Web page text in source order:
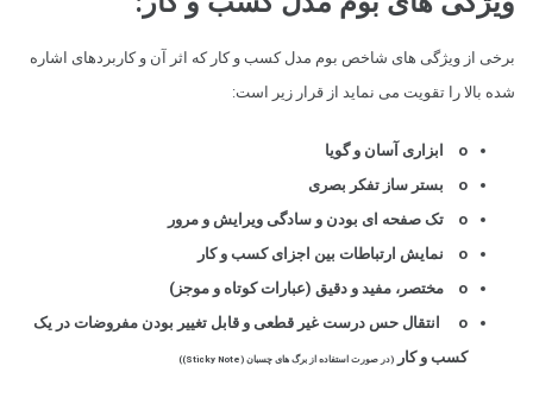
برخی از ویژگی های شاخص بوم مدل کسب و کار که اثر آن و کاربردهای اشاره
شده بالا را تقویت می نماید از قرار زیر است:
o ابزاری آسان و گویا
o بستر ساز تفکر بصری
o تک صفحه ای بودن و سادگی ویرایش و مرور
o نمایش ارتباطات بین اجزای کسب و کار
o مختصر، مفید و دقیق (عبارات کوتاه و موجز)
o انتقال حس درست غیر قطعی و قابل تغییر بودن مفروضات در یک
کسب و کار
(در صورت استفاده از برگ های چسبان (Sticky Note))